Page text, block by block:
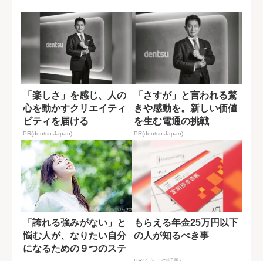
「楽しさ」を感じ、人の
心を動かすクリエイティ
ビティを届ける
PR(dentsu Japan)
「さすが」と言われる驚
きや感動を。新しい価値
を生む電通の挑戦
PR(dentsu Japan)
「誇れる強みがない」と
悩む人が、なりたい自分
になるための９つのステ
もらえる年金25万円以下
の人が知るべき事